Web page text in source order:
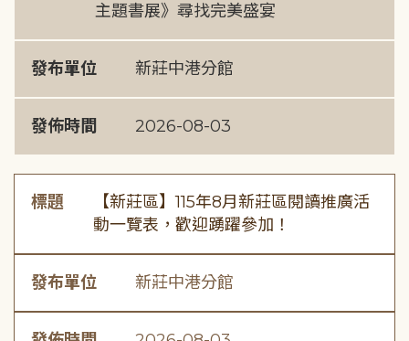
主題書展》尋找完美盛宴
發布單位 新莊中港分館
發佈時間 2026-08-03
標題
【新莊區】115年8月新莊區閱讀推廣活
動一覽表，歡迎踴躍參加！
發布單位 新莊中港分館